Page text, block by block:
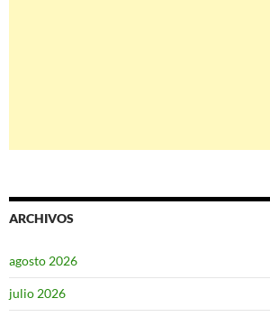
ARCHIVOS
agosto 2026
julio 2026